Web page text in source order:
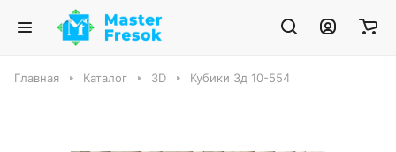
Главная Каталог 3D Кубики 3д 10-554